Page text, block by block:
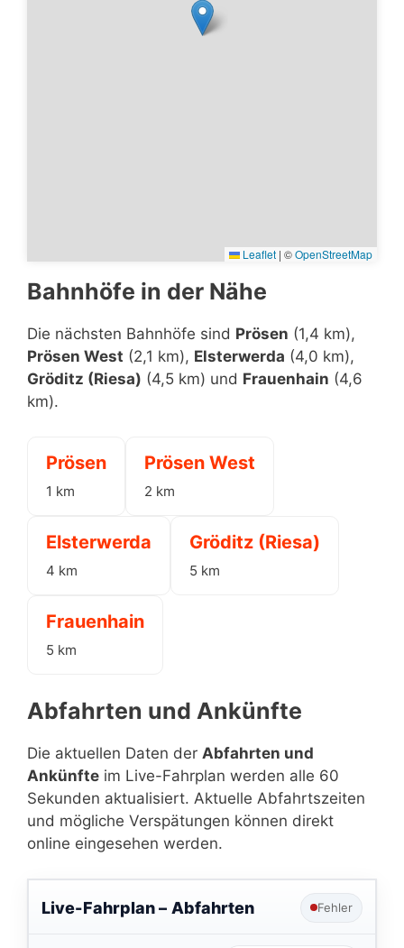
Leaflet | ©OpenStreetMap
Bahnhöfe in der Nähe
Die nächsten Bahnhöfe sind Prösen (1,4 km),
Prösen West (2,1 km), Elsterwerda (4,0 km),
Gröditz (Riesa) (4,5 km) und Frauenhain (4,6
km).
Prösen
1 km
Prösen West
2 km
Elsterwerda
4 km
Gröditz (Riesa)
5 km
Frauenhain
5 km
Abfahrten und Ankünfte
Die aktuellen Daten der Abfahrten und
Ankünfte im Live-Fahrplan werden alle 60
Sekunden aktualisiert. Aktuelle Abfahrtszeiten
und mögliche Verspätungen können direkt
online eingesehen werden.
Live-Fahrplan – Abfahrten Fehler